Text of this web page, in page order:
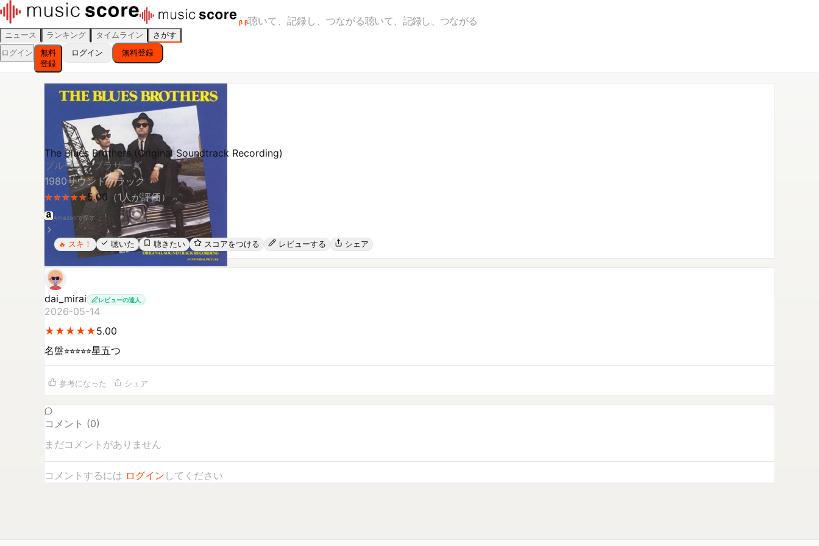
β β聴いて、記録し、つながる聴いて、記録し、つながる
ニュース ランキング タイムライン
さがす
ログイン
無料
登録
ログイン 無料登録
The Blues Brothers (Original Soundtrack Recording)
ブルース・ブラザーズ
1980サウンドトラック
★
★★
★★
★★
★★
★5.00 （1人が評価）
Amazonで探す
🔥 スキ！ 聴いた 聴きたい スコアをつける レビューする シェア
dai_mirai レビューの達人
2026-05-14
★
★★
★★
★★
★★
★5.00
名盤⭐︎⭐︎⭐︎⭐︎⭐︎星五つ
参考になった シェア
コメント (0)
まだコメントがありません
コメントするには ログイン してください